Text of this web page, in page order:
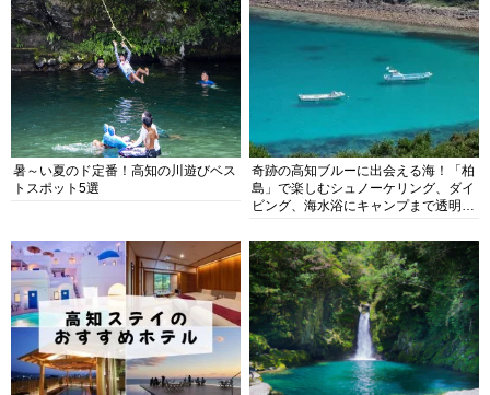
暑～い夏のド定番！高知の川遊びベス
トスポット5選
奇跡の高知ブルーに出会える海！「柏
島」で楽しむシュノーケリング、ダイ
ビング、海水浴にキャンプまで透明度